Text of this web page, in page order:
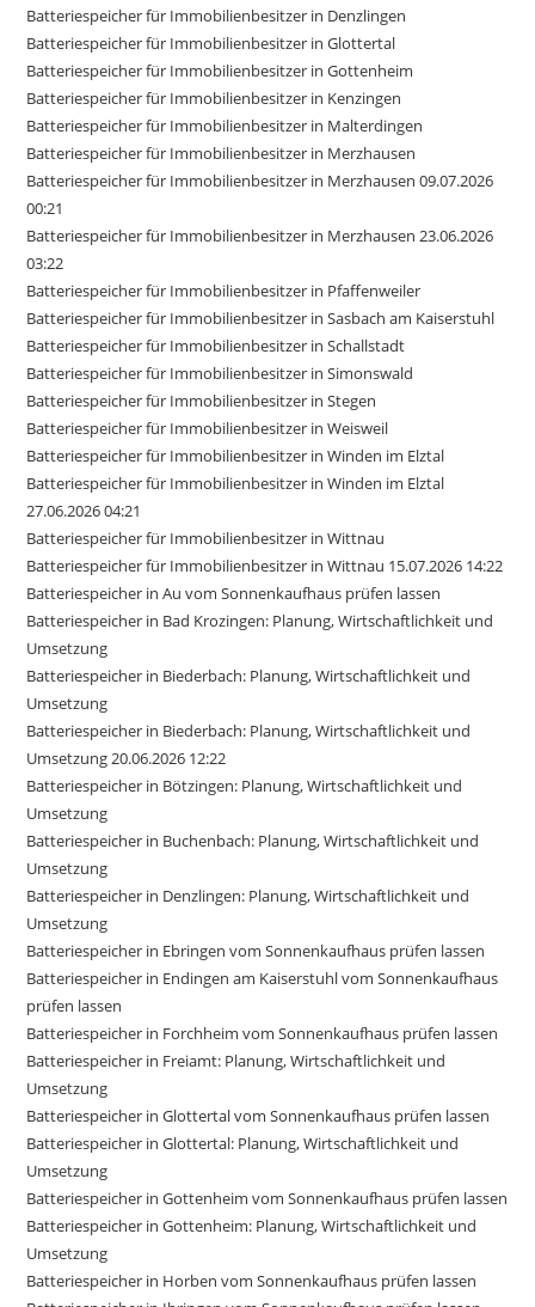
Batteriespeicher für Immobilienbesitzer in Denzlingen
Batteriespeicher für Immobilienbesitzer in Glottertal
Batteriespeicher für Immobilienbesitzer in Gottenheim
Batteriespeicher für Immobilienbesitzer in Kenzingen
Batteriespeicher für Immobilienbesitzer in Malterdingen
Batteriespeicher für Immobilienbesitzer in Merzhausen
Batteriespeicher für Immobilienbesitzer in Merzhausen 09.07.2026
00:21
Batteriespeicher für Immobilienbesitzer in Merzhausen 23.06.2026
03:22
Batteriespeicher für Immobilienbesitzer in Pfaffenweiler
Batteriespeicher für Immobilienbesitzer in Sasbach am Kaiserstuhl
Batteriespeicher für Immobilienbesitzer in Schallstadt
Batteriespeicher für Immobilienbesitzer in Simonswald
Batteriespeicher für Immobilienbesitzer in Stegen
Batteriespeicher für Immobilienbesitzer in Weisweil
Batteriespeicher für Immobilienbesitzer in Winden im Elztal
Batteriespeicher für Immobilienbesitzer in Winden im Elztal
27.06.2026 04:21
Batteriespeicher für Immobilienbesitzer in Wittnau
Batteriespeicher für Immobilienbesitzer in Wittnau 15.07.2026 14:22
Batteriespeicher in Au vom Sonnenkaufhaus prüfen lassen
Batteriespeicher in Bad Krozingen: Planung, Wirtschaftlichkeit und
Umsetzung
Batteriespeicher in Biederbach: Planung, Wirtschaftlichkeit und
Umsetzung
Batteriespeicher in Biederbach: Planung, Wirtschaftlichkeit und
Umsetzung 20.06.2026 12:22
Batteriespeicher in Bötzingen: Planung, Wirtschaftlichkeit und
Umsetzung
Batteriespeicher in Buchenbach: Planung, Wirtschaftlichkeit und
Umsetzung
Batteriespeicher in Denzlingen: Planung, Wirtschaftlichkeit und
Umsetzung
Batteriespeicher in Ebringen vom Sonnenkaufhaus prüfen lassen
Batteriespeicher in Endingen am Kaiserstuhl vom Sonnenkaufhaus
prüfen lassen
Batteriespeicher in Forchheim vom Sonnenkaufhaus prüfen lassen
Batteriespeicher in Freiamt: Planung, Wirtschaftlichkeit und
Umsetzung
Batteriespeicher in Glottertal vom Sonnenkaufhaus prüfen lassen
Batteriespeicher in Glottertal: Planung, Wirtschaftlichkeit und
Umsetzung
Batteriespeicher in Gottenheim vom Sonnenkaufhaus prüfen lassen
Batteriespeicher in Gottenheim: Planung, Wirtschaftlichkeit und
Umsetzung
Batteriespeicher in Horben vom Sonnenkaufhaus prüfen lassen